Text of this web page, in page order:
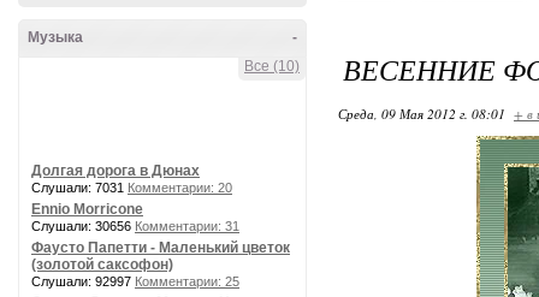
-
Музыка
Все (10)
Долгая дорога в Дюнах
Слушали: 7031 Комментарии: 20
Ennio Morricone
Слушали: 30656 Комментарии: 31
Фаусто Папетти - Маленький цветок
(золотой саксофон)
Слушали: 92997 Комментарии: 25
ВЕСЕННИЕ
Среда, 09 Мая 2012 г. 08:01 + в